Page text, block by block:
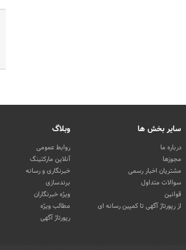
سایر بخش ها
درباره ما
مجوزها
مشتریان اخبار رسمی
سوالات متداول
قوانین
از رپورتاژ آگهی تا کمپین رسانه ای
وبلاگ
روابط عمومی
آنلاین مارکتینگ
خبرنگاری و رسانه
برندسازی
ویژه خبرنگاران
مطالب ویژه
رپورتاژ آگهی